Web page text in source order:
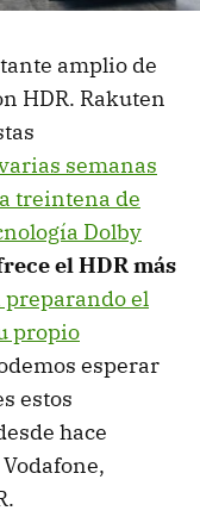
amplio de
HDR. Rakuten
semanas
treintena de
Dolby
el HDR más
el
propio
esperar
estos
hace